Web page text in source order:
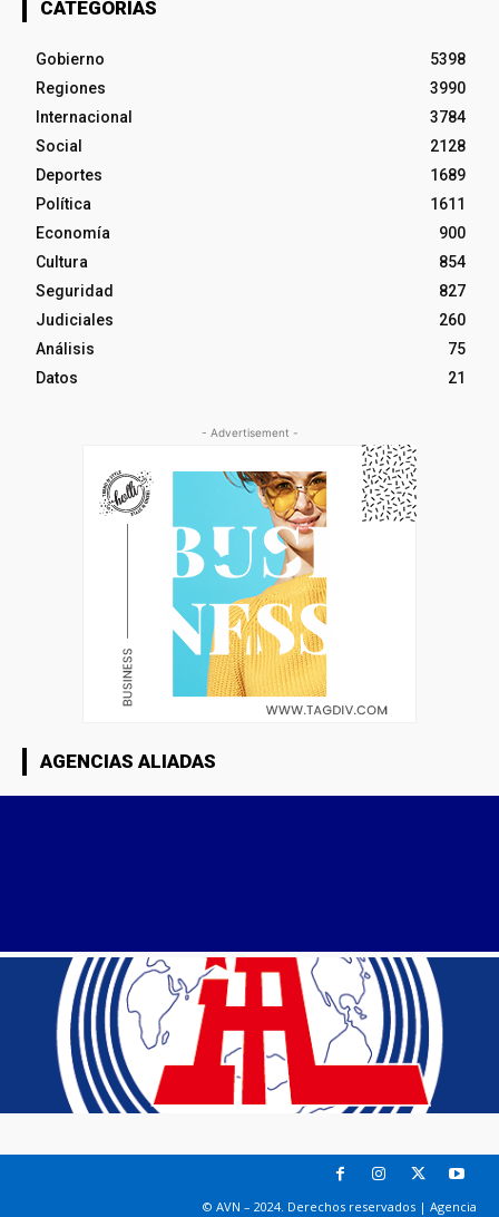
CATEGORÍAS
Gobierno
5398
Regiones
3990
Internacional
3784
Social
2128
Deportes
1689
Política
1611
Economía
900
Cultura
854
Seguridad
827
Judiciales
260
Análisis
75
Datos
21
- Advertisement -
AGENCIAS ALIADAS
© AVN – 2024. Derechos reservados | Agencia